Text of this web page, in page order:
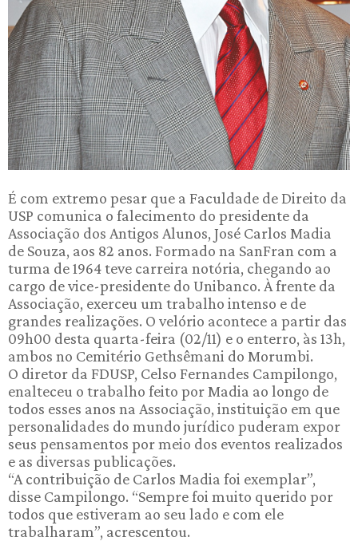
É com extremo pesar que a Faculdade de Direito da
USP comunica o falecimento do presidente da
Associação dos Antigos Alunos, José Carlos Madia
de Souza, aos 82 anos. Formado na SanFran com a
turma de 1964 teve carreira notória, chegando ao
cargo de vice-presidente do Unibanco. À frente da
Associação, exerceu um trabalho intenso e de
grandes realizações. O velório acontece a partir das
09h00 desta quarta-feira (02/11) e o enterro, às 13h,
ambos no Cemitério Gethsêmani do Morumbi.
O diretor da FDUSP, Celso Fernandes Campilongo,
enalteceu o trabalho feito por Madia ao longo de
todos esses anos na Associação, instituição em que
personalidades do mundo jurídico puderam expor
seus pensamentos por meio dos eventos realizados
e as diversas publicações.
“A contribuição de Carlos Madia foi exemplar”,
disse Campilongo. “Sempre foi muito querido por
todos que estiveram ao seu lado e com ele
trabalharam”, acrescentou.